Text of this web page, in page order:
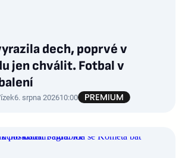
dech, poprvé v
jen chválit. Fotbal v
6. srpna 202610:00